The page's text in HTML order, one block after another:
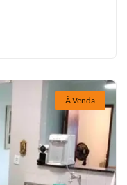
À Venda